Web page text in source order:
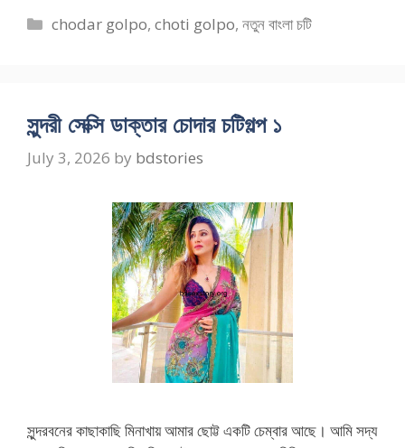
Categories
chodar golpo,choti golpo,নতুন বাংলা চটি
সুন্দরী সেক্সি ডাক্তার চোদার চটিগল্প ১
July 3, 2026 by bdstories
সুন্দরবনের কাছাকাছি মিনাখায় আমার ছোট্ট একটি চেম্বার আছে। আমি সদ্য